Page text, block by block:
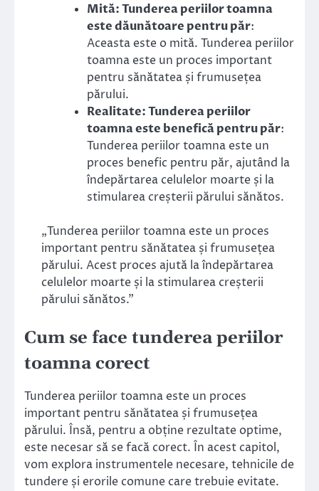
Mită: Tunderea periilor toamna
este dăunătoare pentru păr:
Aceasta este o mită. Tunderea periilor
toamna este un proces important
pentru sănătatea și frumusețea
părului.
Realitate: Tunderea periilor
toamna este benefică pentru păr:
Tunderea periilor toamna este un
proces benefic pentru păr, ajutând la
îndepărtarea celulelor moarte și la
stimularea creșterii părului sănătos.
„Tunderea periilor toamna este un proces
important pentru sănătatea și frumusețea
părului. Acest proces ajută la îndepărtarea
celulelor moarte și la stimularea creșterii
părului sănătos.”
Cum se face tunderea periilor
toamna corect
Tunderea periilor toamna este un proces
important pentru sănătatea și frumusețea
părului. Însă, pentru a obține rezultate optime,
este necesar să se facă corect. În acest capitol,
vom explora instrumentele necesare, tehnicile de
tundere și erorile comune care trebuie evitate.